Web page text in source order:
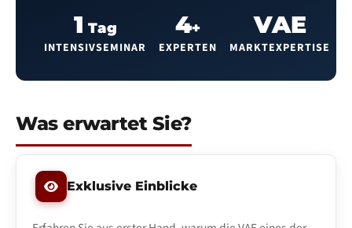
1 Tag
INTENSIVSEMINAR
4+
EXPERTEN
VAE
MARKTEXPERTISE
Was erwartet Sie?
Exklusive Einblicke